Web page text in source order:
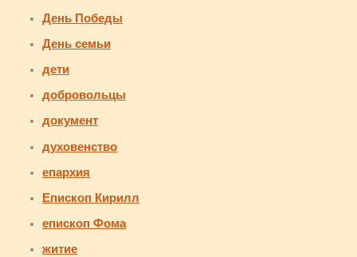
День Победы
День семьи
дети
добровольцы
документ
духовенство
епархия
Епископ Кирилл
епископ Фома
житие